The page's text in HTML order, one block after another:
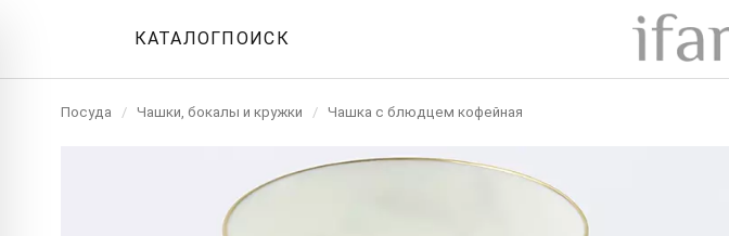
КАТАЛОГПОИСК
Посуда / Чашки, бокалы и кружки / Чашка с блюдцем кофейная